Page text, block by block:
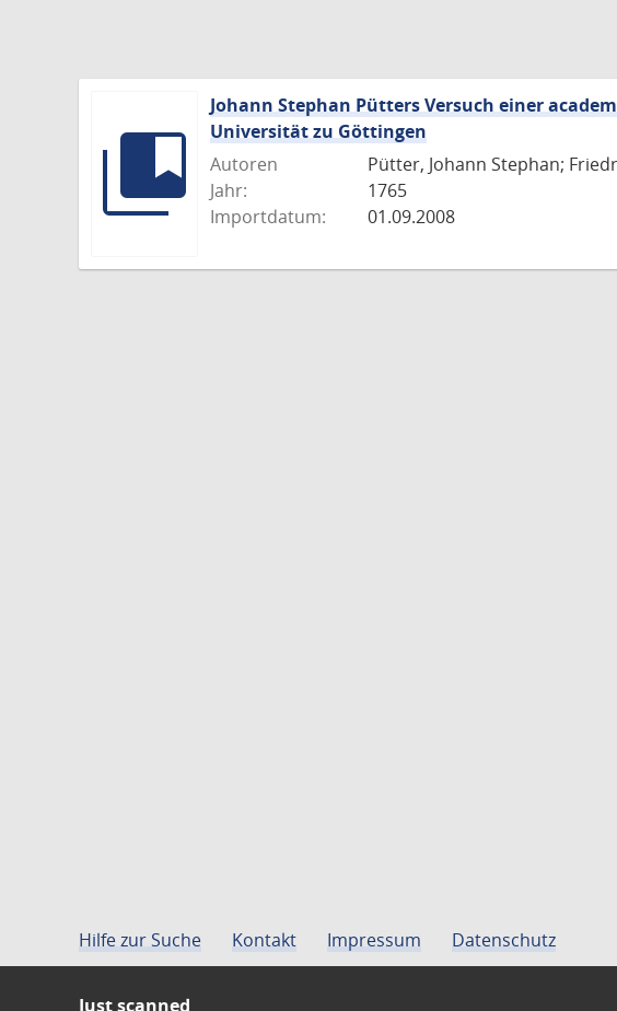
Johann Stephan Pütters Versuch einer
Universität zu Göttingen
Autoren
Pütter, Johann Stephan;
Jahr:
1765
Importdatum:
01.09.2008
Hilfe zur Suche Kontakt Impressum Datenschutz
Just scanned